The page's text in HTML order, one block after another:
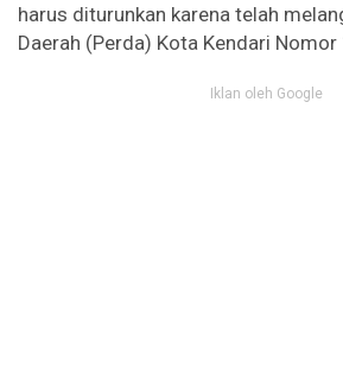
harus diturunkan karena telah
Daerah (Perda) Kota Kendari
Iklan oleh Google